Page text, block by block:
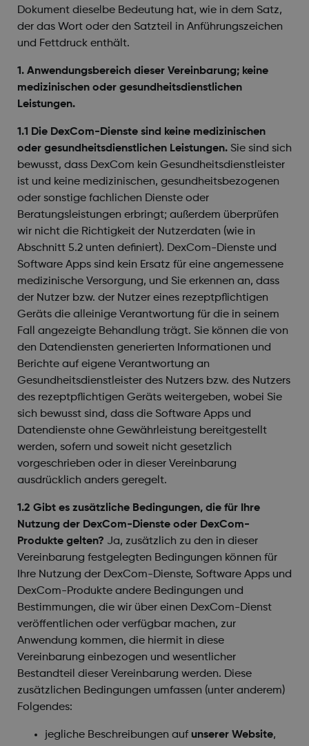
Dokument dieselbe Bedeutung hat, wie in dem Satz,
der das Wort oder den Satzteil in Anführungszeichen
und Fettdruck enthält.
1. Anwendungsbereich dieser Vereinbarung; keine
medizinischen oder gesundheitsdienstlichen
Leistungen.
1.1 Die DexCom-Dienste sind keine medizinischen
oder gesundheitsdienstlichen Leistungen. Sie sind sich
bewusst, dass DexCom kein Gesundheitsdienstleister
ist und keine medizinischen, gesundheitsbezogenen
oder sonstige fachlichen Dienste oder
Beratungsleistungen erbringt; außerdem überprüfen
wir nicht die Richtigkeit der Nutzerdaten (wie in
Abschnitt 5.2 unten definiert). DexCom-Dienste und
Software Apps sind kein Ersatz für eine angemessene
medizinische Versorgung, und Sie erkennen an, dass
der Nutzer bzw. der Nutzer eines rezeptpflichtigen
Geräts die alleinige Verantwortung für die in seinem
Fall angezeigte Behandlung trägt. Sie können die von
den Datendiensten generierten Informationen und
Berichte auf eigene Verantwortung an
Gesundheitsdienstleister des Nutzers bzw. des Nutzers
des rezeptpflichtigen Geräts weitergeben, wobei Sie
sich bewusst sind, dass die Software Apps und
Datendienste ohne Gewährleistung bereitgestellt
werden, sofern und soweit nicht gesetzlich
vorgeschrieben oder in dieser Vereinbarung
ausdrücklich anders geregelt.
1.2 Gibt es zusätzliche Bedingungen, die für Ihre
Nutzung der DexCom-Dienste oder DexCom-
Produkte gelten? Ja, zusätzlich zu den in dieser
Vereinbarung festgelegten Bedingungen können für
Ihre Nutzung der DexCom-Dienste, Software Apps und
DexCom-Produkte andere Bedingungen und
Bestimmungen, die wir über einen DexCom-Dienst
veröffentlichen oder verfügbar machen, zur
Anwendung kommen, die hiermit in diese
Vereinbarung einbezogen und wesentlicher
Bestandteil dieser Vereinbarung werden. Diese
zusätzlichen Bedingungen umfassen (unter anderem)
Folgendes:
jegliche Beschreibungen auf unserer Website,